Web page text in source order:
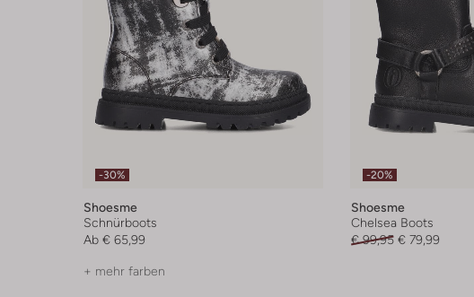
-30%
Shoesme
Schnürboots
Ab € 65,99
+ mehr farben
-20%
Shoesme
Chelsea Boots
€ 99,95 € 79,99